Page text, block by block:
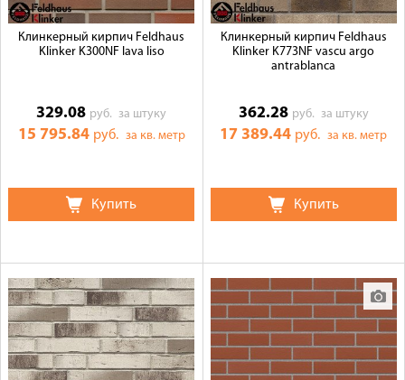
Клинкерный кирпич Feldhaus
Klinker K300NF lava liso
329.08 руб.за штуку
15 795.84 руб. за кв. метр
Купить
Клинкерный кирпич Feldhaus
Klinker K773NF vascu argo
antrablanca
362.28 руб. за штуку
17 389.44 руб.за кв. метр
Купить